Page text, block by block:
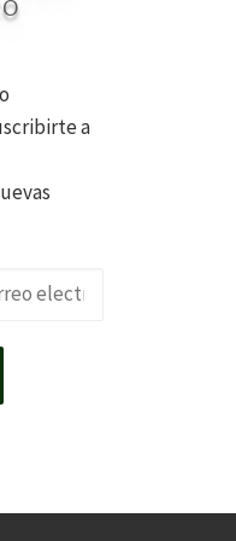
a
electrónico